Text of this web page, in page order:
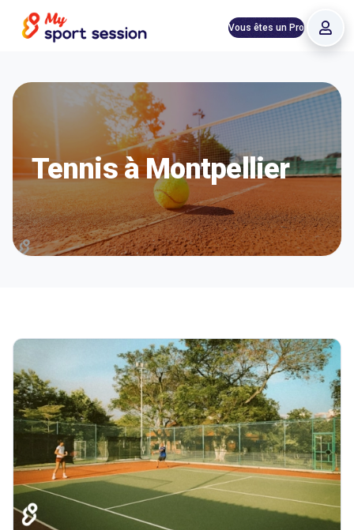
Vous êtes un Pro
Tennis à Montpellier